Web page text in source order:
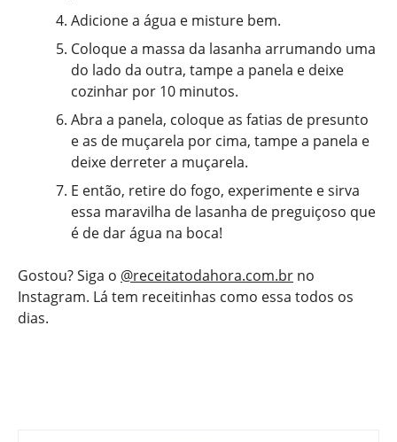
Adicione a água e misture bem.
Coloque a massa da lasanha arrumando uma
do lado da outra, tampe a panela e deixe
cozinhar por 10 minutos.
Abra a panela, coloque as fatias de presunto
e as de muçarela por cima, tampe a panela e
deixe derreter a muçarela.
E então, retire do fogo, experimente e sirva
essa maravilha de lasanha de preguiçoso que
é de dar água na boca!
Gostou? Siga o @receitatodahora.com.br no
Instagram. Lá tem receitinhas como essa todos os
dias.